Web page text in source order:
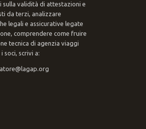
sulla validità di attestazioni e
da terzi, analizzare
legali e assicurative legate
comprendere come fruire
tecnica di agenzia viaggi
soci, scrivi a: